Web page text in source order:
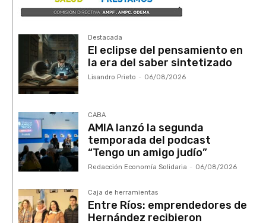
Destacada
El eclipse del pensamiento en
la era del saber sintetizado
Lisandro Prieto - 06/08/2026
CABA
AMIA lanzó la segunda
temporada del podcast
“Tengo un amigo judío”
Redacción Economía Solidaria - 06/08/2026
Caja de herramientas
Entre Ríos: emprendedores de
Hernández recibieron